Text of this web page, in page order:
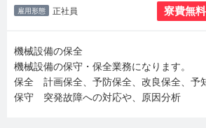
雇用形態 正社員 寮費無料
機械設備の保全
機械設備の保守・保全業務になります。
保全 計画保全、予防保全、改良保全、予
保守 突発故障への対応や、原因分析